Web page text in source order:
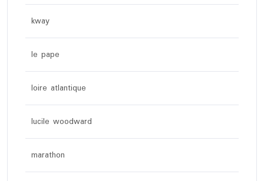
kway
le pape
loire atlantique
lucile woodward
marathon